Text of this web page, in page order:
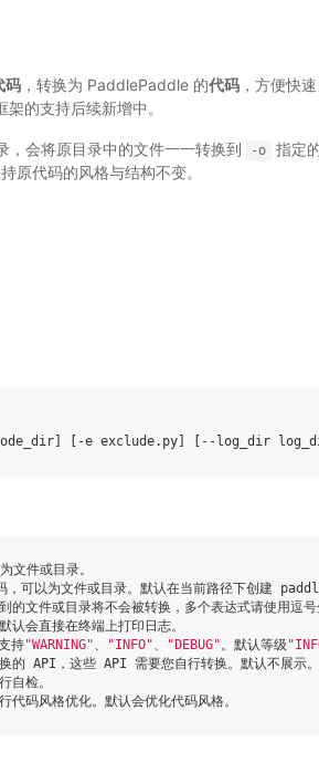
码 ，转换为 PaddlePaddle 的代码 ，方便快
的支持后续新增中。
，会将原目录中的文件一一转换到 -o
指定
原代码的风格与结构不变。
-e exclude.py --log_dir
或目录。
文件或目录。默认在当前路径下创建
或目录将不会被转换，多个表达式请使用逗号
直接在终端上打印日志。
持"WARNING"、 "INFO"、 "DEBUG"。默认等级
API，这些 API 需要您自行转换。默认不展示。
检。